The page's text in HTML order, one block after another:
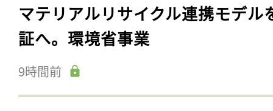
マテリアルリサイクル連携モデル
証へ。環境省事業
9時間前